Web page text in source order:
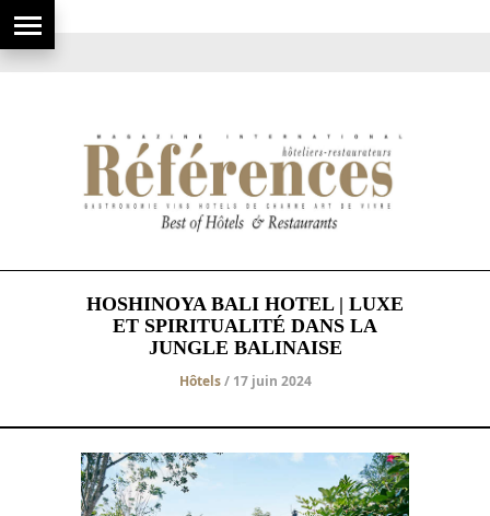
HOSHINOYA BALI HOTEL | LUXE
ET SPIRITUALITÉ DANS LA
JUNGLE BALINAISE
Hôtels/ 17 juin 2024